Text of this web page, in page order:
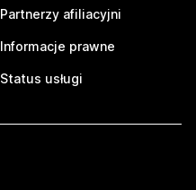
Partnerzy afiliacyjni
Informacje prawne
Status usługi